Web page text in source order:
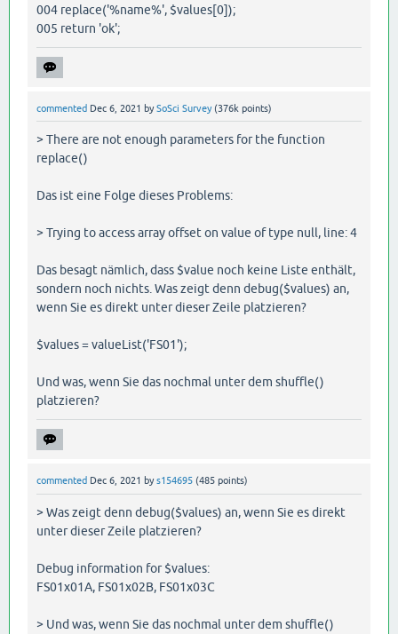
004 replace('%name%', $values[0]);
005 return 'ok';
commented Dec 6, 2021 bySoSci Survey (376k points)
> There are not enough parameters for the function
replace()
Das ist eine Folge dieses Problems:
> Trying to access array offset on value of type null, line: 4
Das besagt nämlich, dass $value noch keine Liste enthält,
sondern noch nichts. Was zeigt denn debug($values) an,
wenn Sie es direkt unter dieser Zeile platzieren?
$values = valueList('FS01');
Und was, wenn Sie das nochmal unter dem shuffle()
platzieren?
commented Dec 6, 2021 bys154695 (485 points)
> Was zeigt denn debug($values) an, wenn Sie es direkt
unter dieser Zeile platzieren?
Debug information for $values:
FS01x01A, FS01x02B, FS01x03C
> Und was, wenn Sie das nochmal unter dem shuffle()